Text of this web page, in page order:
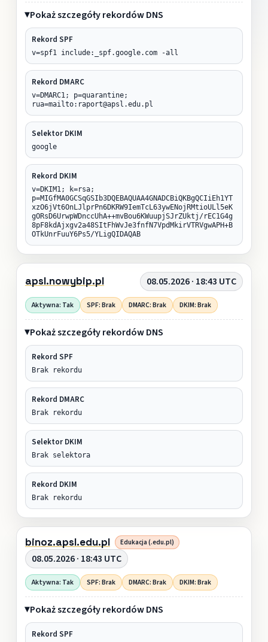
Pokaż szczegóły rekordów DNS
Rekord SPF
v=spf1 include:_spf.google.com -all
Rekord DMARC
v=DMARC1; p=quarantine;
rua=mailto:raport@apsl.edu.pl
Selektor DKIM
google
Rekord DKIM
v=DKIM1; k=rsa;
p=MIGfMA0GCSqGSIb3DQEBAQUAA4GNADCBiQKBgQCIiEh1YT
xzO6jVt6OnLJlprPn6DKRW9IemTcL63ywENojRMtioULl5eK
gORsD6UrwpWDnccUhA++mvBou6KWuupjSJrZUktj/rEC1G4g
8pF8kdAjxgv2a48SItFhWvJe3fnfN7VpdMkirVTRVgwAPH+B
OTkUnrFuuY6Ps5/YLigQIDAQAB
apsl.nowybip.pl 08.05.2026 · 18:43 UTC
Aktywna: Tak SPF: Brak DMARC: Brak DKIM: Brak
Pokaż szczegóły rekordów DNS
Rekord SPF
Brak rekordu
Rekord DMARC
Brak rekordu
Selektor DKIM
Brak selektora
Rekord DKIM
Brak rekordu
binoz.apsl.edu.pl Edukacja (.edu.pl)
08.05.2026 · 18:43 UTC
Aktywna: Tak SPF: Brak DMARC: Brak DKIM: Brak
Pokaż szczegóły rekordów DNS
Rekord SPF